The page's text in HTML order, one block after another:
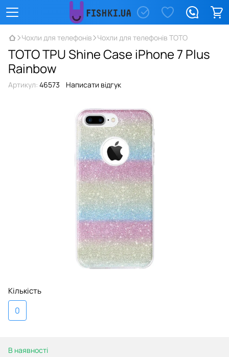
Чохли для телефонів Чохли для телефонів TOTO
TOTO TPU Shine Case iPhone 7 Plus
Rainbow
Артикул: 46573 Написати відгук
Кількість
0
В наявності